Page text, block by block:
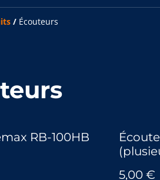
/ Écouteurs
RB-100HB
5,00 €